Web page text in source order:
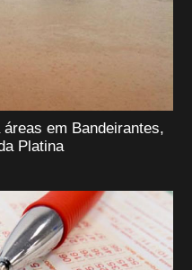
em Bandeirantes,
Platina